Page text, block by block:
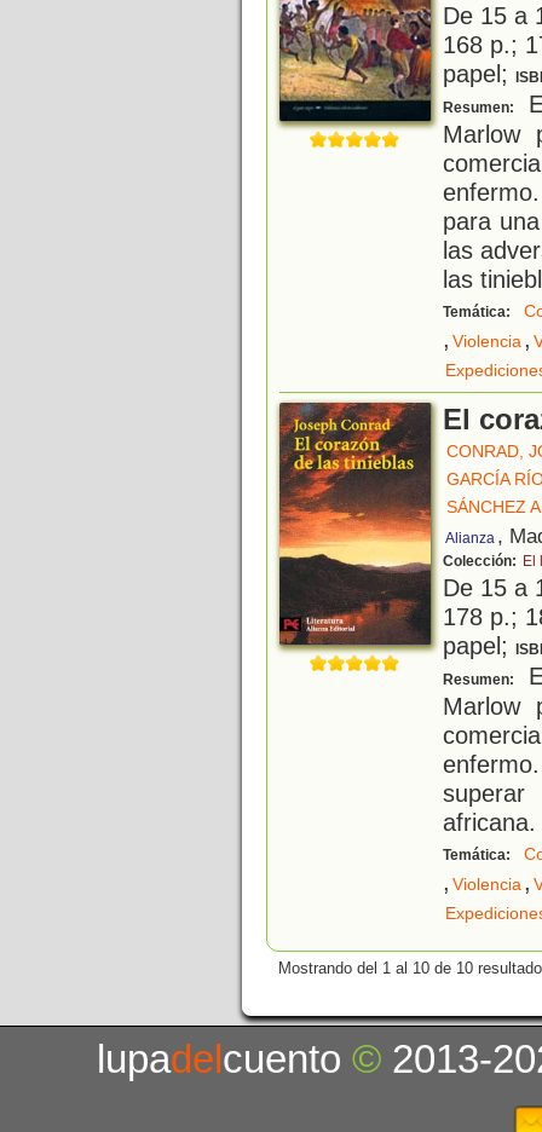
De 15 a
168 p.;
papel;
Resumen:
Marlow
para
las
las
Temática:
, Violencia,
El
CONRAD,
GARCÍA
SÁNCHEZ
Alianza ,
Colección: El
De 15 a
178 p.;
papel;
Resumen:
Marlow
africana.
Temática:
, Violencia,
Mostrando del 1 al 10 de 10
lupadelcuento© 2013-